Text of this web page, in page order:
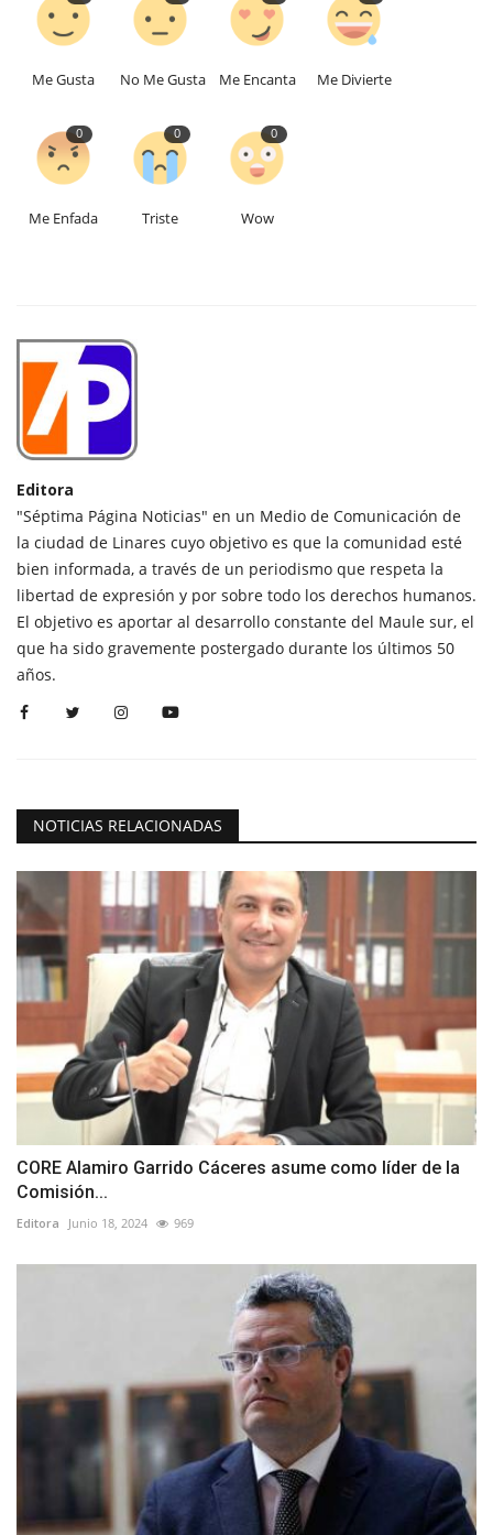
Me Gusta No Me Gusta Me Encanta Me Divierte
0
Me Enfada
0
Triste
0
Wow
Editora
"Séptima Página Noticias" en un Medio de Comunicación de
la ciudad de Linares cuyo objetivo es que la comunidad esté
bien informada, a través de un periodismo que respeta la
libertad de expresión y por sobre todo los derechos humanos.
El objetivo es aportar al desarrollo constante del Maule sur, el
que ha sido gravemente postergado durante los últimos 50
años.
NOTICIAS RELACIONADAS
CORE Alamiro Garrido Cáceres asume como líder de la
Comisión...
Editora Junio 18, 2024 969